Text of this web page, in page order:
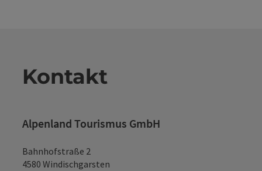
Kontakt
Alpenland Tourismus GmbH
Bahnhofstraße 2
4580 Windischgarsten